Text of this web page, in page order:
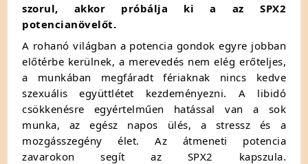
szorul, akkor próbálja ki a az SPX2
potencianövelőt.
A rohanó világban a potencia gondok egyre jobban
előtérbe kerülnek, a merevedés nem elég erőteljes,
a munkában megfáradt fériaknak nincs kedve
szexuális együttlétet kezdeményezni. A libidó
csökkenésre egyértelműen hatással van a sok
munka, az egész napos ülés, a stressz és a
mozgásszegény élet. Az átmeneti potencia
zavarokon segít az SPX2 kapszula.